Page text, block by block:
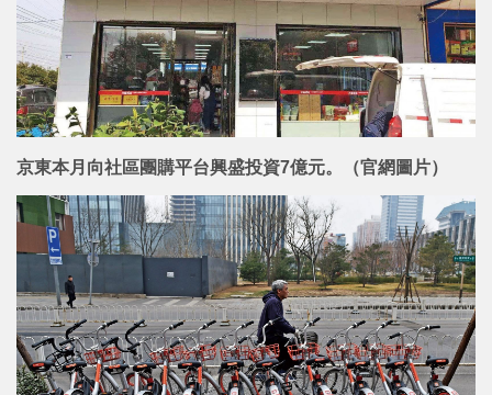
京東本月向社區團購平台興盛投資7億元。（官網圖片）